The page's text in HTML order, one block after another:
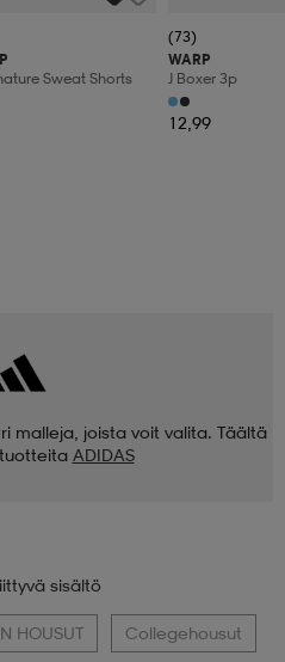
Sweat Shorts
(73)
WARP
J Boxer 3p
12,99
malleja, joista voit valita. Täältä
ADIDAS
sisältö
HOUSUT Collegehousut